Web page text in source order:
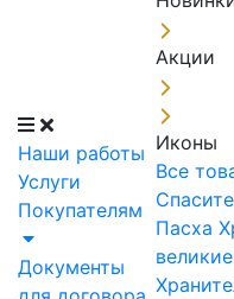
Наши работы
Услуги
Покупателям
Документы
Акции
Иконы
Все
Пасха